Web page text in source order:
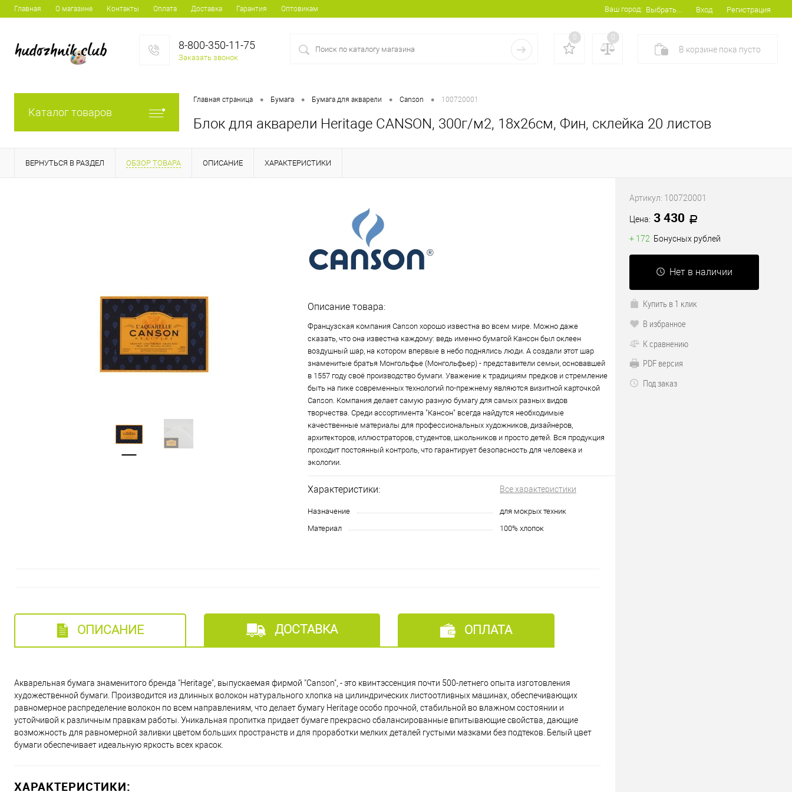
Главная О магазине Контакты Оплата Доставка Гарантия Оптовикам Ваш город: Выбрать... Вход Регистрация
8-800-350-11-75
Заказать звонок
0 0
В корзине пока пусто
Каталог товаров
Главная страница • Бумага • Бумага для акварели • Canson • 100720001
Блок для акварели Heritage CANSON, 300г/м2, 18х26см, Фин, склейка 20 листов
ВЕРНУТЬСЯ В РАЗДЕЛ ОБЗОР ТОВАРА ОПИСАНИЕ ХАРАКТЕРИСТИКИ
Описание товара:
Французская компания Canson хорошо известна во всем мире. Можно даже
сказать, что она известна каждому: ведь именно бумагой Кансон был оклеен
воздушный шар, на котором впервые в небо поднялись люди. А создали этот шар
знаменитые братья Монгольфье (Монгольфьер) - представители семьи, основавшей
в 1557 году своё производство бумаги. Уважение к традициям предков и стремление
быть на пике современных технологий по-прежнему являются визитной карточкой
Canson. Компания делает самую разную бумагу для самых разных видов
творчества. Среди ассортимента "Кансон" всегда найдутся необходимые
качественные материалы для профессиональных художников, дизайнеров,
архитекторов, иллюстраторов, студентов, школьников и просто детей. Вся продукция
проходит постоянный контроль, что гарантирует безопасность для человека и
экологии.
Характеристики: Все характеристики
Назначение
для мокрых техник
Материал
100% хлопок
ОПИСАНИЕ ДОСТАВКА ОПЛАТА
Акварельная бумага знаменитого бренда "Heritage", выпускаемая фирмой "Canson", - это квинтэссенция почти 500-летнего опыта изготовления
художественной бумаги. Производится из длинных волокон натурального хлопка на цилиндрических листоотливных машинах, обеспечивающих
равномерное распределение волокон по всем направлениям, что делает бумагу Heritage особо прочной, стабильной во влажном состоянии и
устойчивой к различным правкам работы. Уникальная пропитка придает бумаге прекрасно сбалансированные впитывающие свойства, дающие
возможность для равномерной заливки цветом больших пространств и для проработки мелких деталей густыми мазками без подтеков. Белый цвет
бумаги обеспечивает идеальную яркость всех красок.
ХАРАКТЕРИСТИКИ:
Артикул: 100720001
Цена: 3 430
+ 172 Бонусных рублей
Нет в наличии
Купить в 1 клик
В избранное
К сравнению
PDF версия
Под заказ